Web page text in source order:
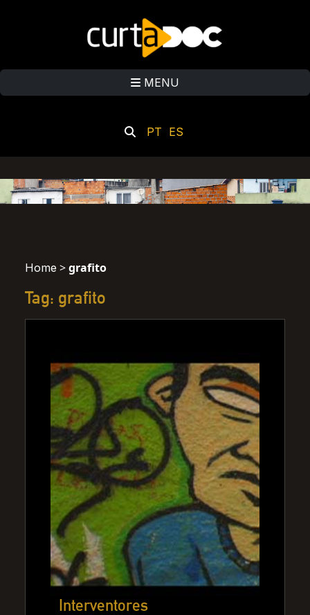
MENU
PT ES
Home >grafito
Tag: grafito
Interventores